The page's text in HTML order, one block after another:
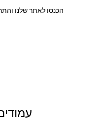
הכנסו לאתר שלנו